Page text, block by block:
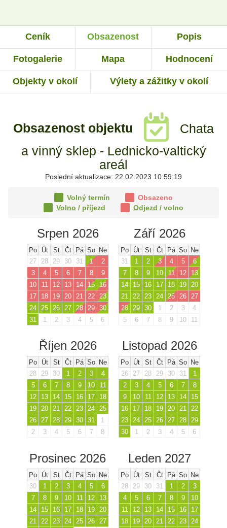
Ceník Obsazenost Popis
Fotogalerie Mapa Hodnocení
Objekty v okolí Výlety a zážitky v okolí
Obsazenost objektu
Chata
a vinný sklep - Lednicko-valtický
areál
Poslední aktualizace: 22.02.2023 10:59:19
Volný termín
Obsazeno
Volno / příjezd Odjezd / volno
Srpen 2026
Po Út St Čt Pá So Ne
27
28 29 30 31 1
2
3
4 5 6 7 8
9
10
11 12 13 14 15
16
17
18 19 20 21 22 23
24 25 26 27 28 29 30
31
1 2 3 4 5 6
Září 2026
Po Út St Čt Pá So Ne
31
1 2 3 4 5
6
7
8 9 10 11 12
13
14
15 16 17 18 19 20
21 22 23 24 25 26 27
28 29 30 1 2 3
4
5
6 7 8 9 10 11
Říjen 2026
Po Út St Čt Pá So Ne
28
29 30 1 2 3
4
5
6 7 8 9 10
11
12
13 14 15 16 17
18
19 20 21 22 23 24 25
26 27 28 29 30 31
1
2
3 4 5 6 7 8
Listopad 2026
Po Út St Čt Pá So Ne
26
27 28 29 30 31
1
2
3 4 5 6 7
8
9
10 11 12 13 14
15
16
17 18 19 20 21 22
23 24 25 26 27 28 29
30
1 2 3 4 5 6
Prosinec 2026
Po Út St Čt Pá So Ne
30
1 2 3 4 5
6
7
8 9 10 11 12
13
14
15 16 17 18 19
20
21
22 23 24 25 26
27
Leden 2027
Po Út St Čt Pá So Ne
28
29 30 31 1 2
3
4
5 6 7 8 9
10
11
12 13 14 15 16
17
18
19 20 21 22 23
24